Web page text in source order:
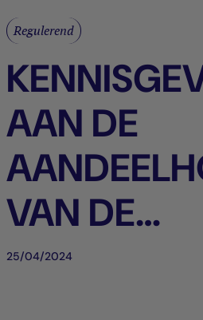
Regulerend
AAN DE
VAN DE
25/04/2024